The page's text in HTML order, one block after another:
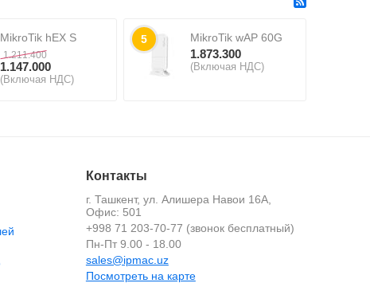
MikroTik hEX S
1.211.400
1.147.000
(Включая НДС)
5 MikroTik wAP 60G
1.873.300
(Включая НДС)
Контакты
г. Ташкент, ул. Алишера Навои 16А,
Офис: 501
+998 71 203-70-77 (звонок бесплатный)
Пн-Пт 9.00 - 18.00
sales@ipmac.uz
Посмотреть на карте